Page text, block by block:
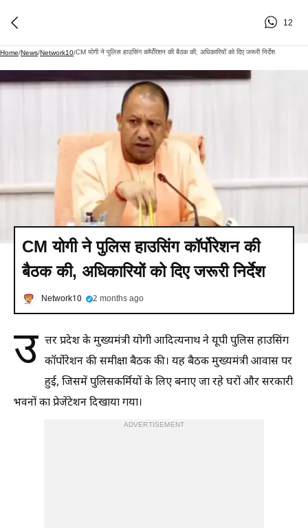
12
Home/News/Network10/CM योगी ने पुलिस हाउसिंग कॉर्पोरेशन की बैठक की, अधिकारियों को दिए जरूरी निर्देश
CM योगी ने पुलिस हाउसिंग कॉर्पोरेशन की
बैठक की, अधिकारियों को दिए जरूरी निर्देश
Network10 2 months ago
उ त्तर प्रदेश के मुख्यमंत्री योगी आदित्यनाथ ने यूपी पुलिस हाउसिंग
कॉर्पोरेशन की समीक्षा बैठक की। यह बैठक मुख्यमंत्री आवास पर
हुई, जिसमें पुलिसकर्मियों के लिए बनाए जा रहे घरों और सरकारी
भवनों का प्रेजेंटेशन दिखाया गया।
ADVERTISEMENT